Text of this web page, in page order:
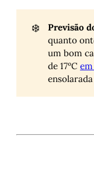
❄️ Previsão
quanto
um bom
de 17ºC